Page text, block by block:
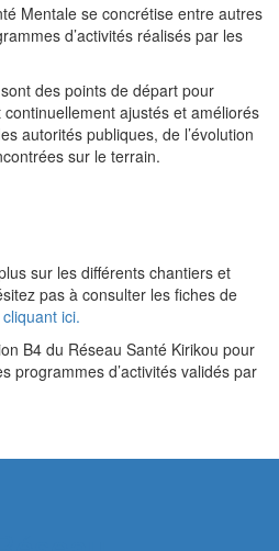
Mentale se concrétise entre autres
d’activités réalisés par les
des points de départ pour
continuellement ajustés et améliorés
autorités publiques, de l’évolution
sur le terrain.
sur les différents chantiers et
pas à consulter les fiches de
ici.
B4 du Réseau Santé Kirikou pour
programmes d’activités validés par